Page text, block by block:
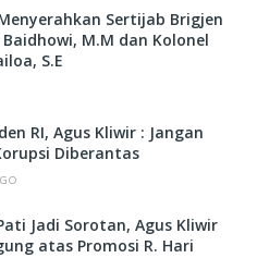
Sertijab Brigjen
M.M dan Kolonel
S.E
RI, Agus Kliwir : Jangan
Diberantas
Jadi Sorotan, Agus Kliwir
atas Promosi R. Hari